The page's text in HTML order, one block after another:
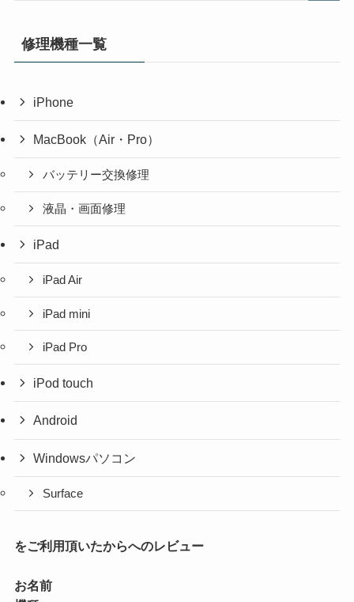
修理機種一覧
iPhone
MacBook（Air・Pro）
バッテリー交換修理
液晶・画面修理
iPad
iPad Air
iPad mini
iPad Pro
iPod touch
Android
Windowsパソコン
Surface
をご利用頂いたからへのレビュー
お名前